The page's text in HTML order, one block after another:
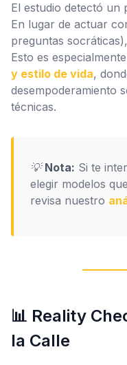
El estudio detectó un
En lugar de actuar
preguntas
Esto es
y estilo de vida,
desempoderamiento
técnicas.
💡 Nota: Si te
elegir modelos
revisa nuestro
📊 Reality
la Calle